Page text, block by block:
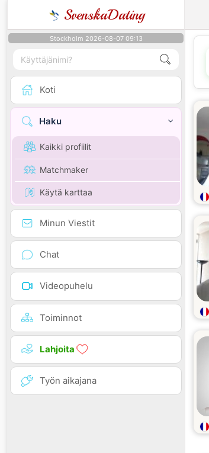
SvenskaDating
Stockholm 2026-08-07 09:13
Koti
Haku
Kaikki profiilit
Matchmaker
Käytä karttaa
Minun Viestit
Chat
Videopuhelu
Toiminnot
Lahjoita
Työn aikajana